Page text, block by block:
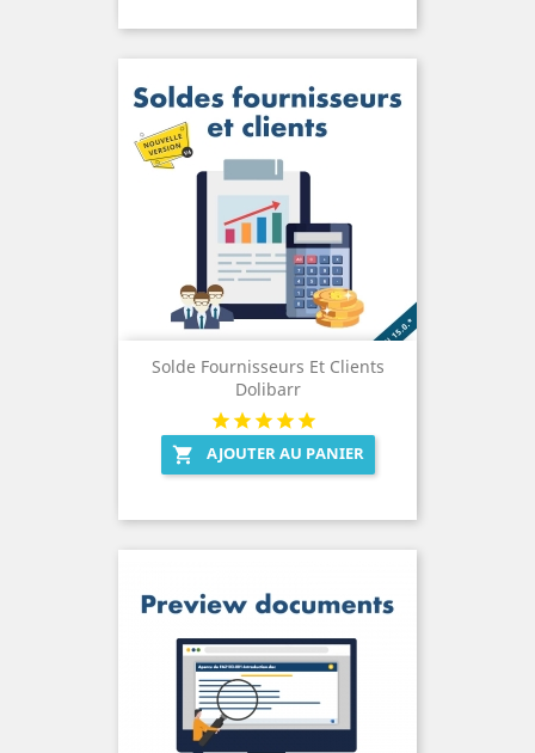
Solde Fournisseurs Et Clients
Dolibarr
 AJOUTER AU PANIER